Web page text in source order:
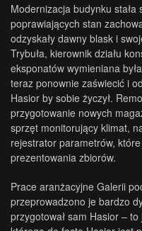
Modernizacja budynku stała
poprawiających stan
odzyskały dawny blask i
Trybuła, kierownik działu
eksponatów wymieniana
teraz ponownie zaświecić i
Hasior by sobie życzył.
przygotowanie nowych
sprzęt monitorujący klimat,
rejestrator parametrów,
prezentowania zbiorów.
Prace aranżacyjne Galerii
przeprowadzono je bardzo
przygotował sam Hasior –